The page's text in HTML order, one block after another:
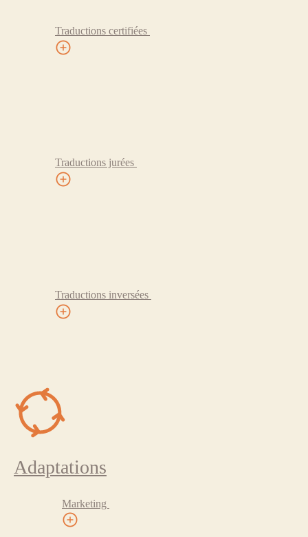
Traductions certifiées
Traductions jurées
Traductions inversées
Adaptations
Marketing